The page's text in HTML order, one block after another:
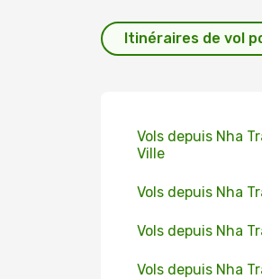
Itinéraires de vol
Vols depuis Nha
Ville
Vols depuis Nha
Vols depuis Nha
Vols depuis Nha